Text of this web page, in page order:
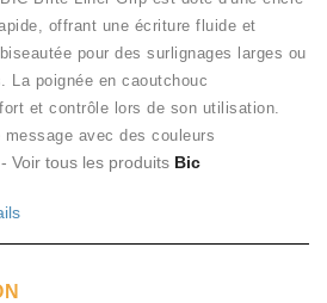
offrant une écriture fluide et
pour des surlignages larges ou
La poignée en caoutchouc
et contrôle lors de son utilisation.
avec des couleurs
- Voir tous les produits Bic